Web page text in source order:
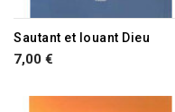
Sautant et louant Dieu
7,00 €